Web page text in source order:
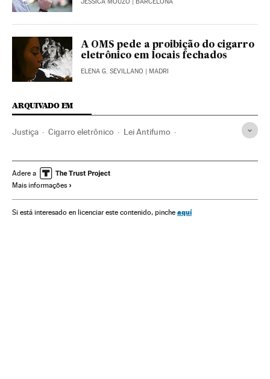
JESSICA MOUZO | BARCELONA
A OMS pede a proibição do cigarro
eletrônico em locais fechados
ELENA G. SEVILLANO | MADRI
ARQUIVADO EM
Justiça Cigarro eletrônico Lei Antifumo
América do Norte Legislação
Restrições tabaco
Tabaco Vícios Consumo Doenças Medicina
Adere a
Mais informações
Si está interesado en licenciar este contenido, pinche aquí